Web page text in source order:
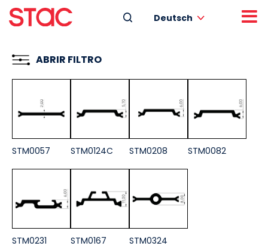
Deutsch
ABRIR FILTRO
STM0057 STM0124C STM0208 STM0082
STM0231 STM0167 STM0324